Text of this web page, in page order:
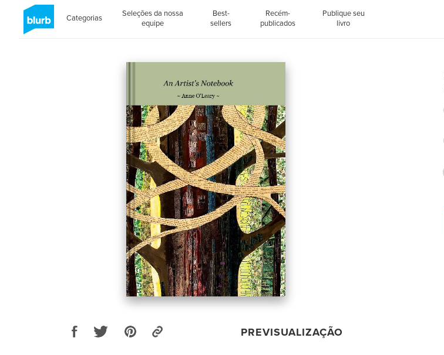
Categorias
Seleções da nossa
equipe
Best-
sellers
Recém-
publicados
Publique seu
livro
PREVISUALIZAÇÃO